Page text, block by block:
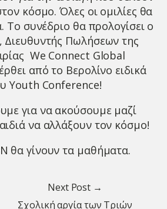
κόσμο. Όλες οι ομιλίες θα
Το συνέδριο θα προλογίσει ο
Διευθυντής Πωλήσεων της
We Connect Global
από το Βερολίνο ειδικά
Youth Conference!
για να ακούσουμε μαζί
να αλλάξουν τον κόσμο!
θα γίνουν τα μαθήματα.
Next Post →
Σχολική αργία των Τριών